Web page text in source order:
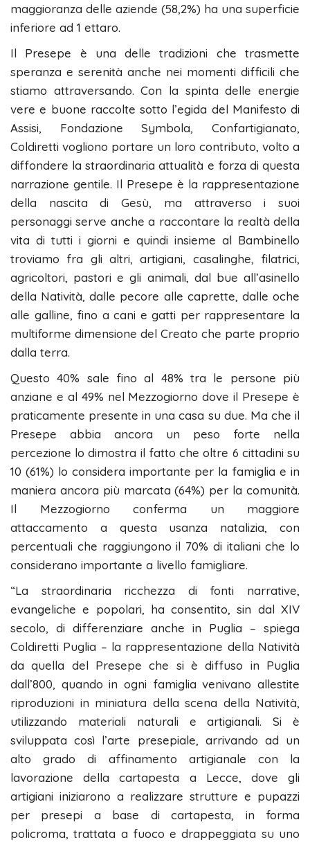
maggioranza delle aziende (58,2%) ha una superficie
inferiore ad 1 ettaro.
Il Presepe è una delle tradizioni che trasmette
speranza e serenità anche nei momenti difficili che
stiamo attraversando. Con la spinta delle energie
vere e buone raccolte sotto l’egida del Manifesto di
Assisi, Fondazione Symbola, Confartigianato,
Coldiretti vogliono portare un loro contributo, volto a
diffondere la straordinaria attualità e forza di questa
narrazione gentile. Il Presepe è la rappresentazione
della nascita di Gesù, ma attraverso i suoi
personaggi serve anche a raccontare la realtà della
vita di tutti i giorni e quindi insieme al Bambinello
troviamo fra gli altri, artigiani, casalinghe, filatrici,
agricoltori, pastori e gli animali, dal bue all’asinello
della Natività, dalle pecore alle caprette, dalle oche
alle galline, fino a cani e gatti per rappresentare la
multiforme dimensione del Creato che parte proprio
dalla terra.
Questo 40% sale fino al 48% tra le persone più
anziane e al 49% nel Mezzogiorno dove il Presepe è
praticamente presente in una casa su due. Ma che il
Presepe abbia ancora un peso forte nella
percezione lo dimostra il fatto che oltre 6 cittadini su
10 (61%) lo considera importante per la famiglia e in
maniera ancora più marcata (64%) per la comunità.
Il Mezzogiorno conferma un maggiore
attaccamento a questa usanza natalizia, con
percentuali che raggiungono il 70% di italiani che lo
considerano importante a livello famigliare.
“La straordinaria ricchezza di fonti narrative,
evangeliche e popolari, ha consentito, sin dal XIV
secolo, di differenziare anche in Puglia – spiega
Coldiretti Puglia – la rappresentazione della Natività
da quella del Presepe che si è diffuso in Puglia
dall’800, quando in ogni famiglia venivano allestite
riproduzioni in miniatura della scena della Natività,
utilizzando materiali naturali e artigianali. Si è
sviluppata così l’arte presepiale, arrivando ad un
alto grado di affinamento artigianale con la
lavorazione della cartapesta a Lecce, dove gli
artigiani iniziarono a realizzare strutture e pupazzi
per presepi a base di cartapesta, in forma
policroma, trattata a fuoco e drappeggiata su uno